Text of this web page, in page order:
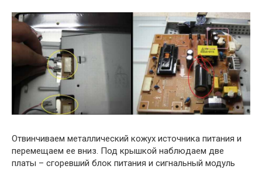
Отвинчиваем металлический кожух источника питания и
перемещаем ее вниз. Под крышкой наблюдаем две
платы – сгоревший блок питания и сигнальный модуль